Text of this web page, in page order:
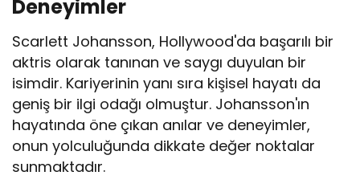
Deneyimler
Scarlett Johansson, Hollywood'da başarılı bir
aktris olarak tanınan ve saygı duyulan bir
isimdir. Kariyerinin yanı sıra kişisel hayatı da
geniş bir ilgi odağı olmuştur. Johansson'ın
hayatında öne çıkan anılar ve deneyimler,
onun yolculuğunda dikkate değer noktalar
sunmaktadır.